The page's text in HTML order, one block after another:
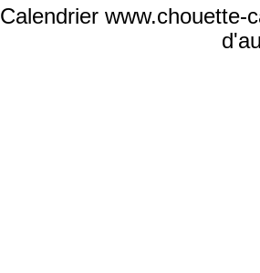
Calendrier www.chouette-